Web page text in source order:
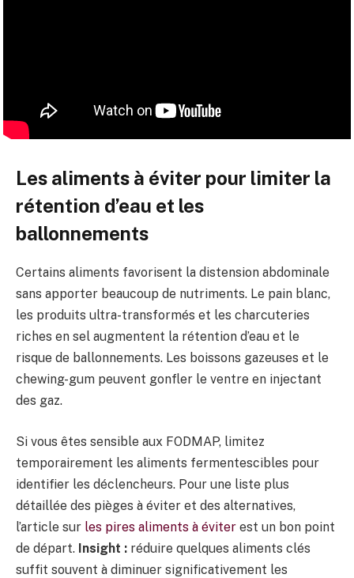
Les aliments à éviter pour limiter la
rétention d’eau et les
ballonnements
Certains aliments favorisent la distension abdominale
sans apporter beaucoup de nutriments. Le pain blanc,
les produits ultra-transformés et les charcuteries
riches en sel augmentent la rétention d’eau et le
risque de ballonnements. Les boissons gazeuses et le
chewing-gum peuvent gonfler le ventre en injectant
des gaz.
Si vous êtes sensible aux FODMAP, limitez
temporairement les aliments fermentescibles pour
identifier les déclencheurs. Pour une liste plus
détaillée des pièges à éviter et des alternatives,
l’article sur les pires aliments à éviter est un bon point
de départ. Insight : réduire quelques aliments clés
suffit souvent à diminuer significativement les